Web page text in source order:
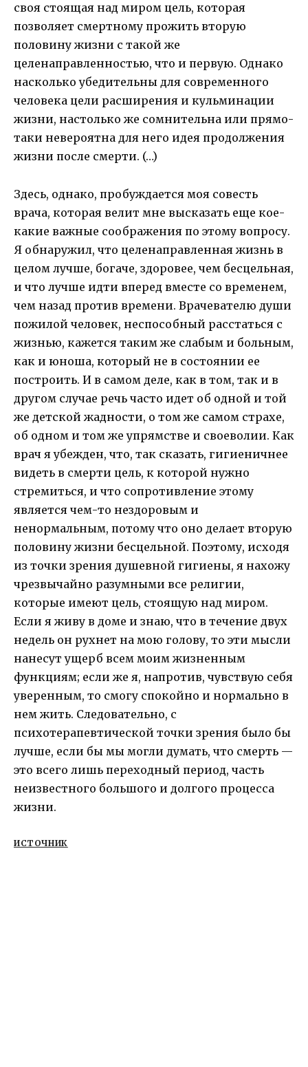
своя стоящая над миром цель, которая
позволяет смертному прожить вторую
половину жизни с такой же
целенаправленностью, что и первую. Однако
насколько убедительны для современного
человека цели расширения и кульминации
жизни, настолько же сомнительна или прямо-
таки невероятна для него идея продолжения
жизни после смерти. (…)
Здесь, однако, пробуждается моя совесть
врача, которая велит мне высказать еще кое-
какие важные соображения по этому вопросу.
Я обнаружил, что целенаправленная жизнь в
целом лучше, богаче, здоровее, чем бесцельная,
и что лучше идти вперед вместе со временем,
чем назад против времени. Врачевателю души
пожилой человек, неспособный расстаться с
жизнью, кажется таким же слабым и больным,
как и юноша, который не в состоянии ее
построить. И в самом деле, как в том, так и в
другом случае речь часто идет об одной и той
же детской жадности, о том же самом страхе,
об одном и том же упрямстве и своеволии. Как
врач я убежден, что, так сказать, гигиеничнее
видеть в смерти цель, к которой нужно
стремиться, и что сопротивление этому
является чем-то нездоровым и
ненормальным, потому что оно делает вторую
половину жизни бесцельной. Поэтому, исходя
из точки зрения душевной гигиены, я нахожу
чрезвычайно разумными все религии,
которые имеют цель, стоящую над миром.
Если я живу в доме и знаю, что в течение двух
недель он рухнет на мою голову, то эти мысли
нанесут ущерб всем моим жизненным
функциям; если же я, напротив, чувствую себя
уверенным, то смогу спокойно и нормально в
нем жить. Следовательно, с
психотерапевтической точки зрения было бы
лучше, если бы мы могли думать, что смерть —
это всего лишь переходный период, часть
неизвестного большого и долгого процесса
жизни.
ИСТОЧНИК